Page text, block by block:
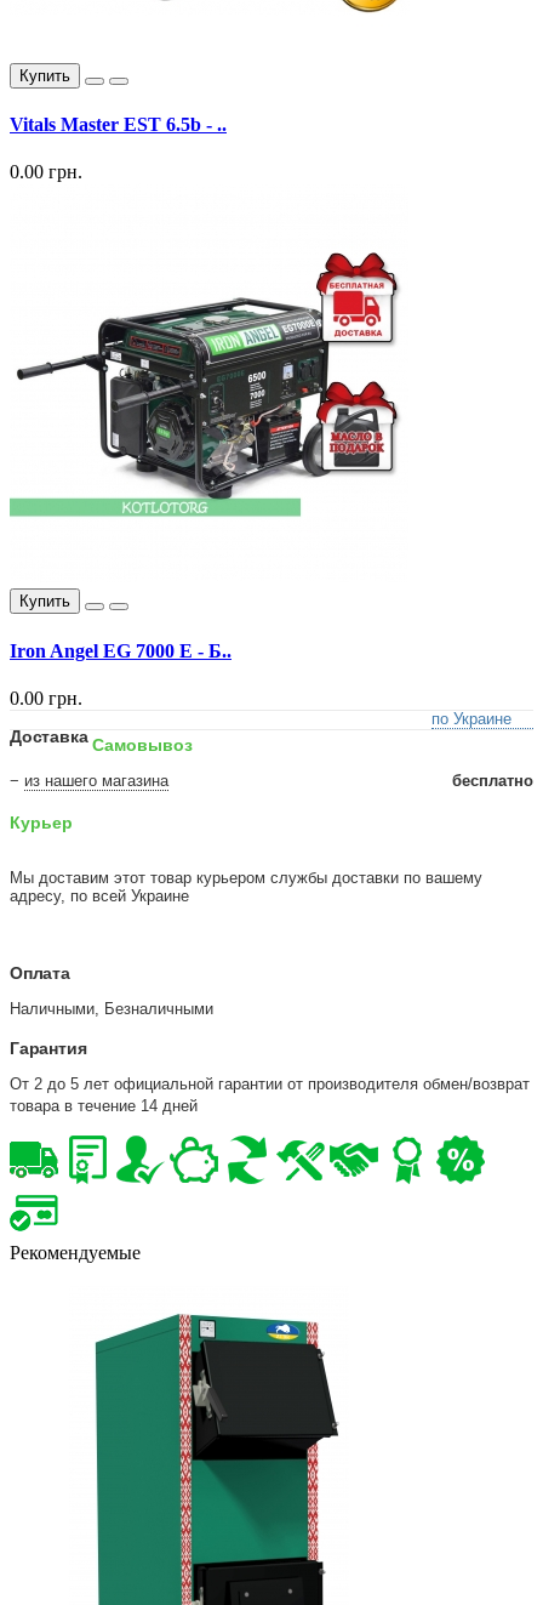
Купить
Vitals Master EST 6.5b - ..
0.00 грн.
Купить
Iron Angel EG 7000 E - Б..
0.00 грн.
Доставка
по Украине
Самовывоз
− из нашего магазина бесплатно
Курьер
Мы доставим этот товар курьером службы доставки по вашему
адресу, по всей Украине
Оплата
Наличными, Безналичными
Гарантия
От 2 до 5 лет официальной гарантии от производителя обмен/возврат
товара в течение 14 дней
Рекомендуемые